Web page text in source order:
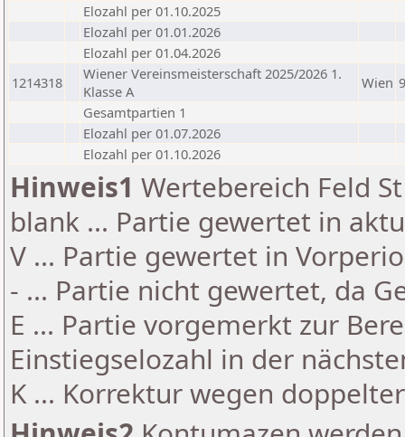
Elozahl per 01.10.2025
Elozahl per 01.01.2026
Elozahl per 01.04.2026
1214318
Wiener Vereinsmeisterschaft 2025/2026 1.
Klasse A
Wien 9
Gesamtpartien 1
Elozahl per 01.07.2026
Elozahl per 01.10.2026
Hinweis1 Wertebereich Feld
blank ... Partie gewertet in
V ... Partie gewertet in
- ... Partie nicht gewertet, da
E ... Partie vorgemerkt zur
Einstiegselozahl in der
K ... Korrektur wegen